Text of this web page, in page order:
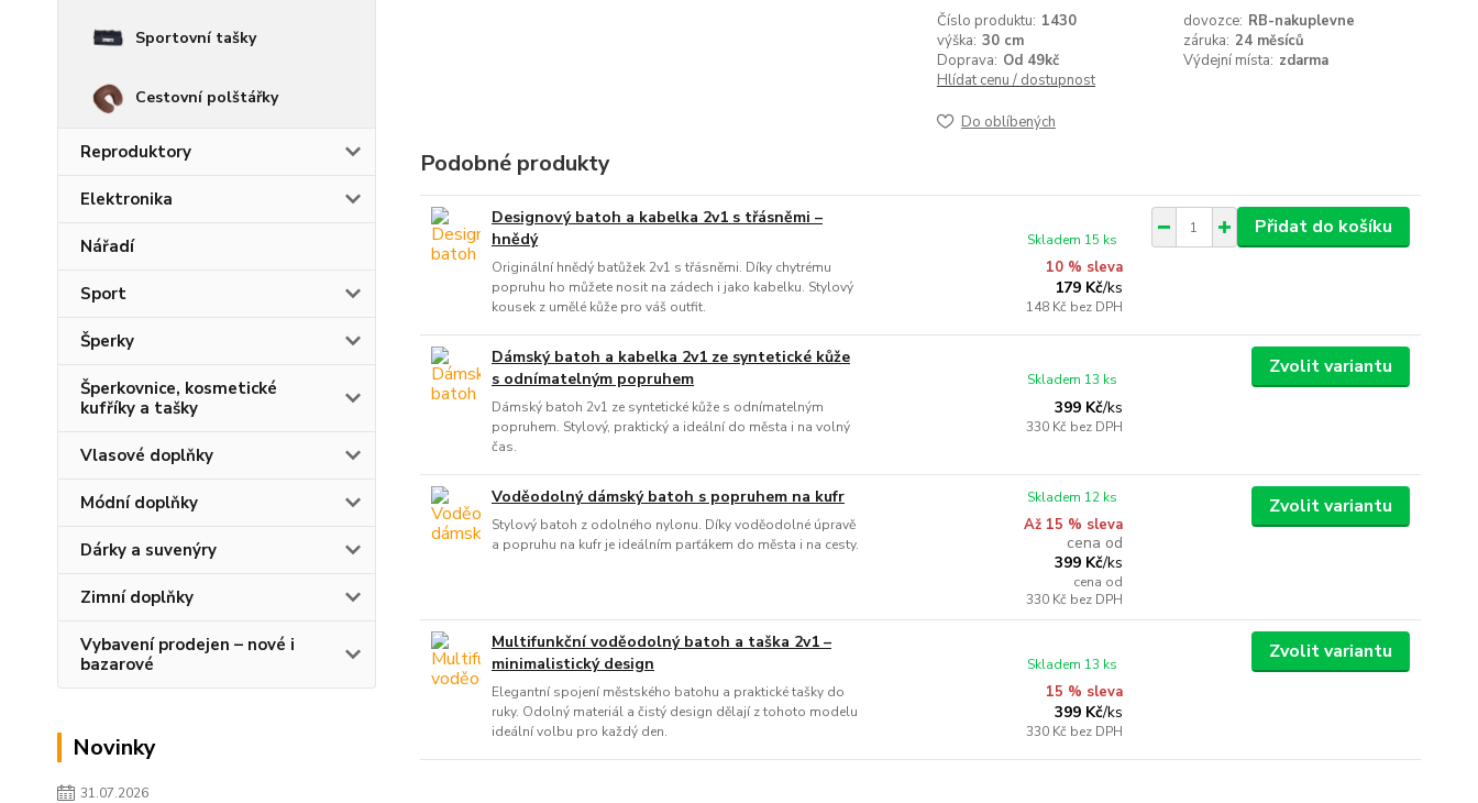
Sportovní tašky
Cestovní polštářky
Reproduktory
Elektronika
Nářadí
Sport
Šperky
Šperkovnice, kosmetické
kufříky a tašky
Vlasové doplňky
Módní doplňky
Dárky a suvenýry
Zimní doplňky
Vybavení prodejen – nové i
bazarové
Novinky
31.07.2026
Číslo produktu: 1430 dovozce: RB-nakuplevne
výška: 30 cm záruka: 24 měsíců
Doprava: Od 49kč Výdejní místa: zdarma
Hlídat cenu / dostupnost
Do oblíbených
Podobné produkty
Designový batoh a kabelka 2v1 s třásněmi –
hnědý
Originální hnědý batůžek 2v1 s třásněmi. Díky chytrému
popruhu ho můžete nosit na zádech i jako kabelku. Stylový
kousek z umělé kůže pro váš outfit.
10 % sleva
179 Kč/ks
148 Kč bez DPH
Skladem 15 ks
Přidat do košíku
Dámský batoh a kabelka 2v1 ze syntetické kůže
s odnímatelným popruhem
Dámský batoh 2v1 ze syntetické kůže s odnímatelným
popruhem. Stylový, praktický a ideální do města i na volný
čas.
399 Kč/ks
330 Kč bez DPH
Skladem 13 ks
Zvolit variantu
Voděodolný dámský batoh s popruhem na kufr
Stylový batoh z odolného nylonu. Díky voděodolné úpravě
a popruhu na kufr je ideálním parťákem do města i na cesty.
Až 15 % sleva
cena od
399 Kč/ks
cena od
330 Kč bez DPH
Skladem 12 ks Zvolit variantu
Multifunkční voděodolný batoh a taška 2v1 –
minimalistický design
Elegantní spojení městského batohu a praktické tašky do
ruky. Odolný materiál a čistý design dělají z tohoto modelu
ideální volbu pro každý den.
15 % sleva
399 Kč/ks
330 Kč bez DPH
Skladem 13 ks
Zvolit variantu